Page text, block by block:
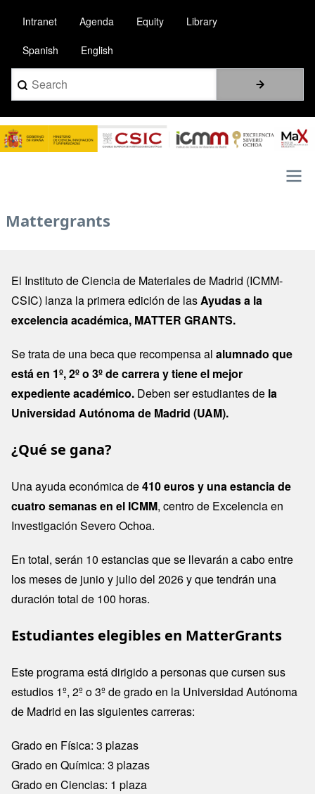
main
content
Intranet Agenda Equity Library
Spanish English
Search
Image
navigation
Mattergrants
El Instituto de Ciencia de Materiales de Madrid (ICMM-
CSIC) lanza la primera edición de lasAyudas a la
excelencia académica, MATTER GRANTS.
Se trata de una beca que recompensa al alumnado que
está en 1º, 2º o 3º de carrera y tiene el mejor
expediente académico. Deben ser estudiantes de la
Universidad Autónoma de Madrid (UAM).
¿Qué se gana?
Una ayuda económica de410 euros y una estancia de
cuatro semanas en el ICMM, centro de Excelencia en
Investigación Severo Ochoa.
En total, serán 10 estancias que se llevarán a cabo entre
los meses de junio y julio del 2026 y que tendrán una
duración total de 100 horas.
Estudiantes elegibles en MatterGrants
Este programa está dirigido a personas que cursen sus
estudios 1º, 2º o 3º de grado en la Universidad Autónoma
de Madrid en las siguientes carreras:
Grado en Física: 3 plazas
Grado en Química: 3 plazas
Grado en Ciencias: 1 plaza